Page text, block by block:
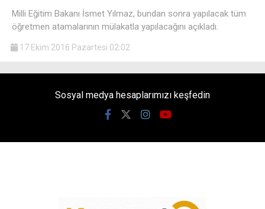
Milli Eğitim Bakanı İsmet Yılmaz, bundan sonra yapılacak tüm
öğretmen atamalarının mülakatla yapılacağını açıkladı.
17 Ekim 2016 Pazartesi 02:02
Sosyal medya hesaplarımızı keşfedin